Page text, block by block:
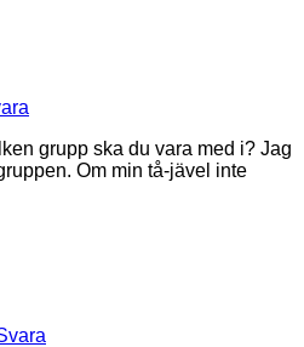
grupp ska du vara med i? Jag
Om min tå-jävel inte